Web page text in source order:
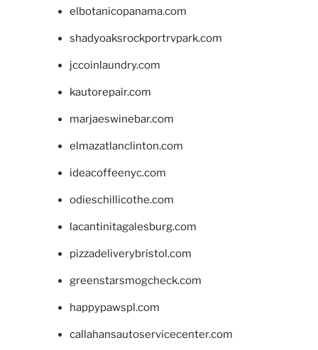
elbotanicopanama.com
shadyoaksrockportrvpark.com
jccoinlaundry.com
kautorepair.com
marjaeswinebar.com
elmazatlanclinton.com
ideacoffeenyc.com
odieschillicothe.com
lacantinitagalesburg.com
pizzadeliverybristol.com
greenstarsmogcheck.com
happypawspl.com
callahansautoservicecenter.com